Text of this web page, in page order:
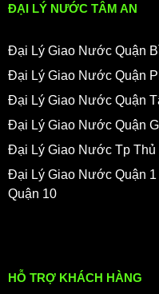
Bidrico, ion life, lavie.
Tâm an chắt lọc
toàn để phục vụ cho
các thương hiệu
doanh.
2/ không bán phá giá :
Là đại lý nước của
Đại lý nước uống tâm
Tuyệt đối không chạy
ĐẠI LÝ NƯỚC TÂM AN
Đại Lý Giao Nước Quận
Đại Lý Giao Nước Quận
Đại Lý Giao Nước Quận
Đại Lý Giao Nước Quận
Đại Lý Giao Nước Tp
Đại Lý Giao Nước Quận 1
Quận 10
HỖ TRỢ KHÁCH HÀNG